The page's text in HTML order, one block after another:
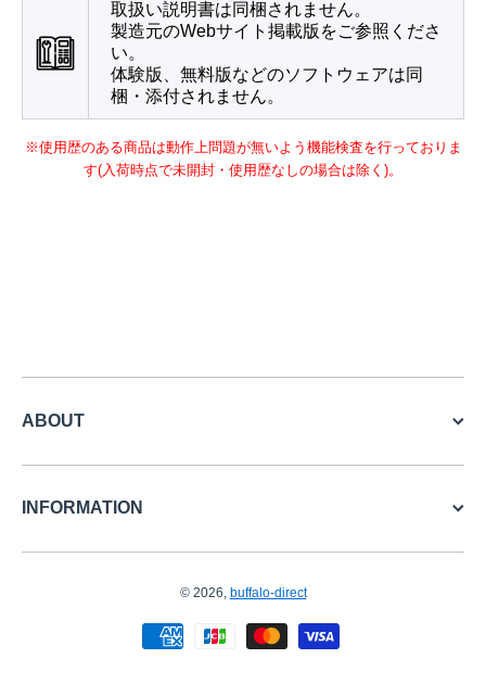
取扱い説明書は同梱されません。
製造元のWebサイト掲載版をご参照くださ
い。
体験版、無料版などのソフトウェアは同
梱・添付されません。
※使用歴のある商品は動作上問題が無いよう機能検査を行っておりま
す(入荷時点で未開封・使用歴なしの場合は除く)。
ABOUT
INFORMATION
© 2026, buffalo-direct
お支払い方法